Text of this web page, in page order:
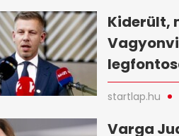
Kiderült,
startlap.hu
Varga